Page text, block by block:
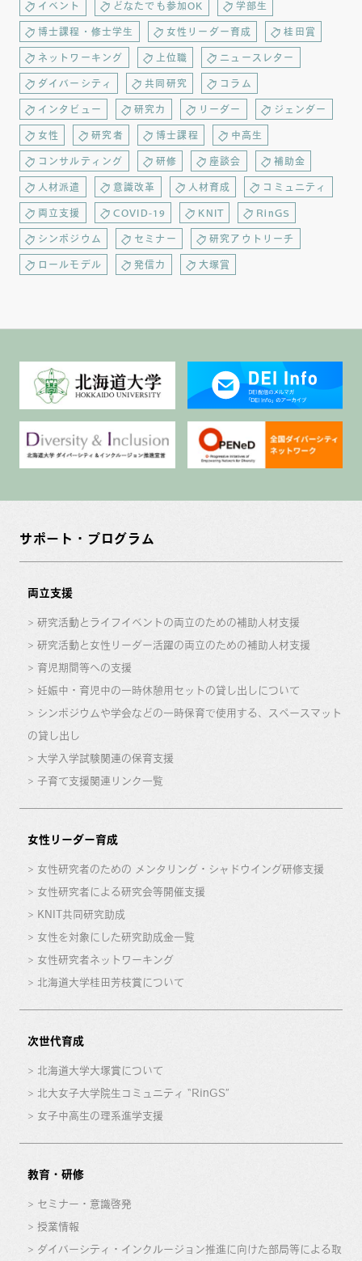
イベント どなたでも参加OK 学部生
博士課程・修士学生 女性リーダー育成 桂田賞
ネットワーキング 上位職 ニュースレター
ダイバーシティ 共同研究 コラム
インタビュー 研究力 リーダー ジェンダー
女性 研究者 博士課程 中高生
コンサルティング 研修 座談会 補助金
人材派遣 意識改革 人材育成 コミュニティ
両立支援 COVID-19 KNIT RinGS
シンポジウム セミナー 研究アウトリーチ
ロールモデル 発信力 大塚賞
サポート・プログラム
両立支援
研究活動とライフイベントの両立のための補助人材支援
研究活動と女性リーダー活躍の両立のための補助人材支援
育児期間等への支援
妊娠中・育児中の一時休憩用セットの貸し出しについて
シンポジウムや学会などの一時保育で使用する、スペースマット
の貸し出し
大学入学試験関連の保育支援
子育て支援関連リンク一覧
女性リーダー育成
女性研究者のための メンタリング・シャドウイング研修支援
女性研究者による研究会等開催支援
KNIT共同研究助成
女性を対象にした研究助成金一覧
女性研究者ネットワーキング
北海道大学桂田芳枝賞について
次世代育成
北海道大学大塚賞について
北大女子大学院生コミュニティ “RinGS”
女子中高生の理系進学支援
教育・研修
セミナー・意識啓発
授業情報
ダイバーシティ・インクルージョン推進に向けた部局等による取